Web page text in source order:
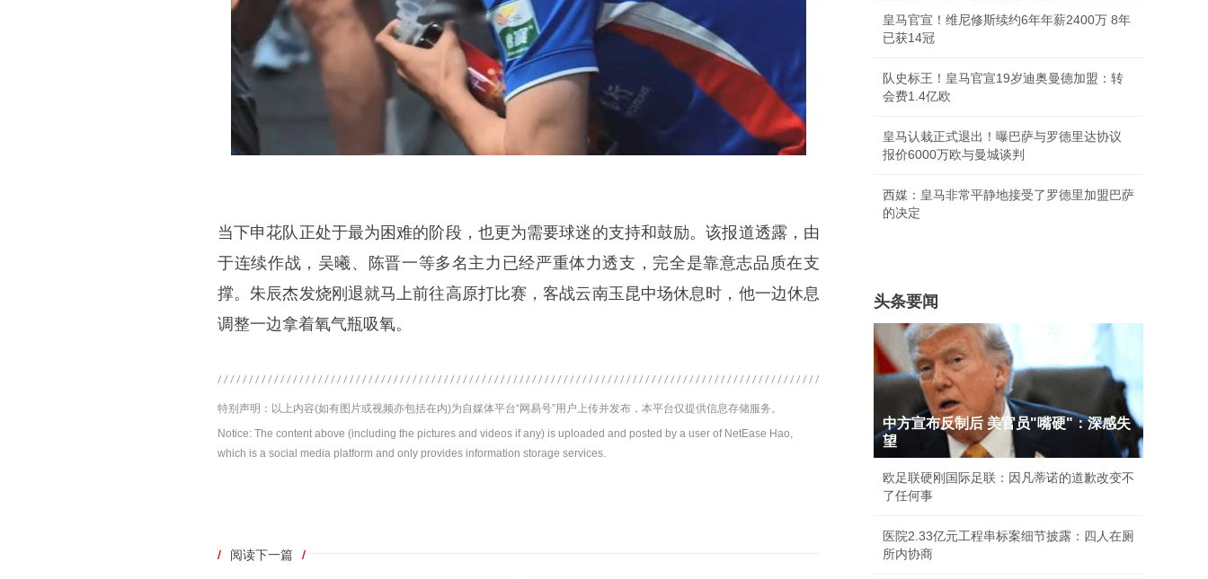
当下申花队正处于最为困难的阶段，也更为需要球迷的支持和鼓励。该报道透露，由
于连续作战，吴曦、陈晋一等多名主力已经严重体力透支，完全是靠意志品质在支
撑。朱辰杰发烧刚退就马上前往高原打比赛，客战云南玉昆中场休息时，他一边休息
调整一边拿着氧气瓶吸氧。
特别声明：以上内容(如有图片或视频亦包括在内)为自媒体平台“网易号”用户上传并发布，本平台仅提供信息存储服务。
Notice: The content above (including the pictures and videos if any) is uploaded and posted by a user of NetEase Hao,
which is a social media platform and only provides information storage services.
/ 阅读下一篇 /
皇马官宣！维尼修斯续约6年年薪2400万 8年
已获14冠
队史标王！皇马官宣19岁迪奥曼德加盟：转
会费1.4亿欧
皇马认栽正式退出！曝巴萨与罗德里达协议
报价6000万欧与曼城谈判
西媒：皇马非常平静地接受了罗德里加盟巴萨
的决定
头条要闻
中方宣布反制后 美官员"嘴硬"：深感失
望
欧足联硬刚国际足联：因凡蒂诺的道歉改变不
了任何事
医院2.33亿元工程串标案细节披露：四人在厕
所内协商